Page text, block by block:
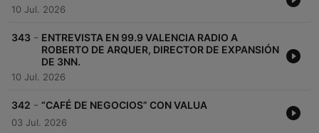
10 Jul. 2026
343 - ENTREVISTA EN 99.9 VALENCIA RADIO A
ROBERTO DE ARQUER, DIRECTOR DE EXPANSIÓN
DE 3NN.
10 Jul. 2026
342 - “CAFÉ DE NEGOCIOS” CON VALUA
03 Jul. 2026